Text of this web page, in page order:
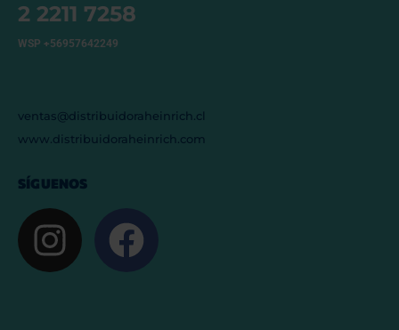
2 2211 7258
WSP +56957642249
ventas@distribuidoraheinrich.cl
www.distribuidoraheinrich.com
SÍGUENOS